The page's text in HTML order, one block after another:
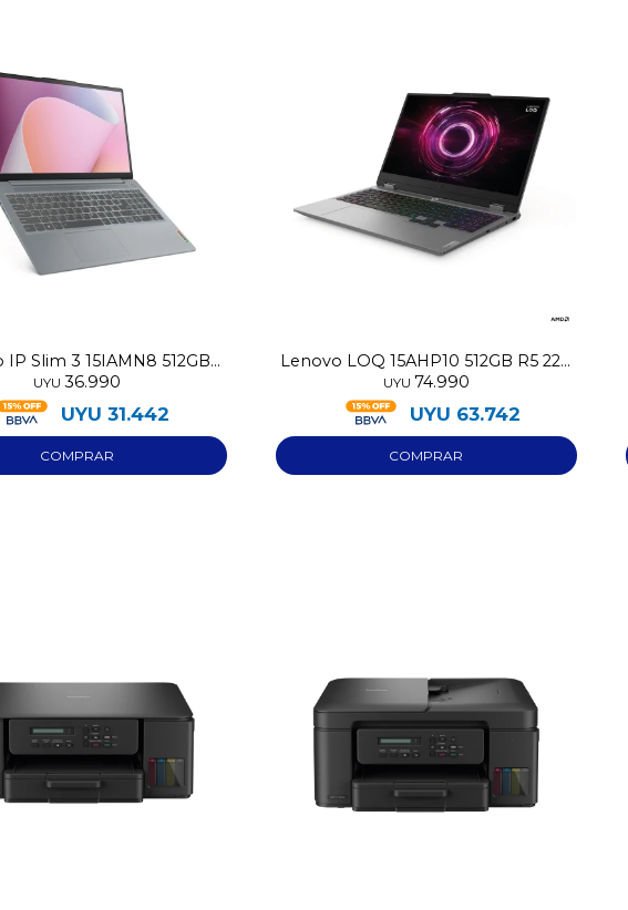
IP Slim 3 15IAMN8 512GB
5 7520U 16GB RAM
UYU 36.990
UYU 31.442
Lenovo LOQ 15AHP10 512GB R5 220
RTX 5050 8GB - 16GB
UYU 74.990
UYU 63.742